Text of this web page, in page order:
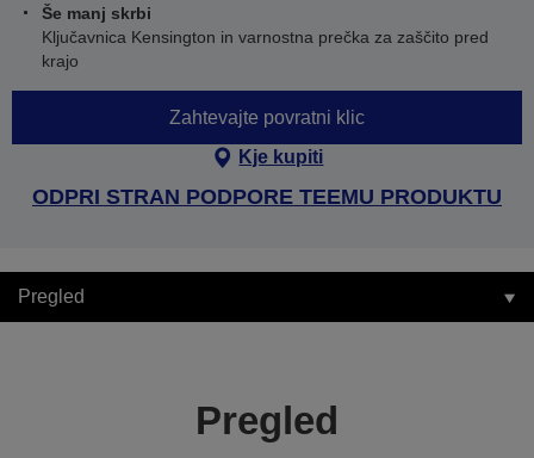
Še manj skrbi
Ključavnica Kensington in varnostna prečka za zaščito pred
krajo
Zahtevajte povratni klic
Kje kupiti
ODPRI STRAN PODPORE TEEMU PRODUKTU
Pregled
Pregled